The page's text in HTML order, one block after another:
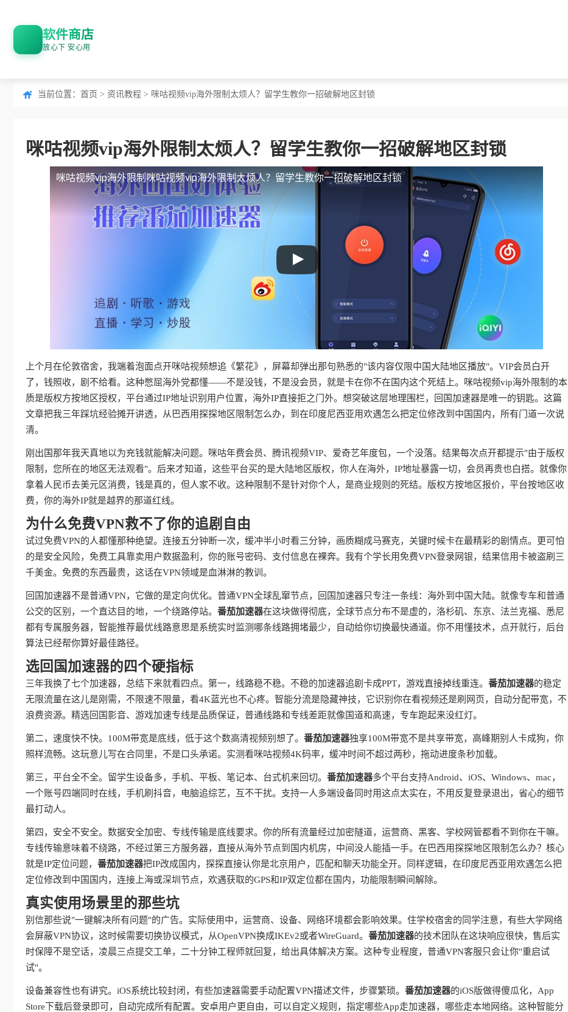
软件商店
放心下 安心用
当前位置： 首页 > 资讯教程 > 咪咕视频vip海外限制太烦人？留学生教你一招破解地区封锁
咪咕视频vip海外限制太烦人？留学生教你一招破解地区封锁
咪咕视频vip海外限制咪咕视频vip海外限制太烦人？留学生教你一招破解地区封锁
上个月在伦敦宿舍，我端着泡面点开咪咕视频想追《繁花》，屏幕却弹出那句熟悉的"该内容仅限中国大陆地区播放"。VIP会员白开
了，钱照收，剧不给看。这种憋屈海外党都懂——不是没钱，不是没会员，就是卡在你不在国内这个死结上。咪咕视频vip海外限制的本
质是版权方按地区授权，平台通过IP地址识别用户位置，海外IP直接拒之门外。想突破这层地理围栏，回国加速器是唯一的钥匙。这篇
文章把我三年踩坑经验摊开讲透，从巴西用探探地区限制怎么办，到在印度尼西亚用欢遇怎么把定位修改到中国国内，所有门道一次说
清。
刚出国那年我天真地以为充钱就能解决问题。咪咕年费会员、腾讯视频VIP、爱奇艺年度包，一个没落。结果每次点开都提示"由于版权
限制，您所在的地区无法观看"。后来才知道，这些平台买的是大陆地区版权，你人在海外，IP地址暴露一切，会员再贵也白搭。就像你
拿着人民币去美元区消费，钱是真的，但人家不收。这种限制不是针对你个人，是商业规则的死结。版权方按地区报价，平台按地区收
费，你的海外IP就是越界的那道红线。
为什么免费VPN救不了你的追剧自由
试过免费VPN的人都懂那种绝望。连接五分钟断一次，缓冲半小时看三分钟，画质糊成马赛克，关键时候卡在最精彩的剧情点。更可怕
的是安全风险，免费工具靠卖用户数据盈利，你的账号密码、支付信息在裸奔。我有个学长用免费VPN登录网银，结果信用卡被盗刷三
千美金。免费的东西最贵，这话在VPN领域是血淋淋的教训。
回国加速器不是普通VPN，它做的是定向优化。普通VPN全球乱窜节点，回国加速器只专注一条线：海外到中国大陆。就像专车和普通
公交的区别，一个直达目的地，一个绕路停站。 番茄加速器在这块做得彻底，全球节点分布不是虚的，洛杉矶、东京、法兰克福、悉尼
都有专属服务器，智能推荐最优线路意思是系统实时监测哪条线路拥堵最少，自动给你切换最快通道。你不用懂技术，点开就行，后台
算法已经帮你算好最佳路径。
选回国加速器的四个硬指标
三年我换了七个加速器，总结下来就看四点。第一，线路稳不稳。不稳的加速器追剧卡成PPT，游戏直接掉线重连。 番茄加速器的稳定
无限流量在这儿是刚需，不限速不限量，看4K蓝光也不心疼。智能分流是隐藏神技，它识别你在看视频还是刷网页，自动分配带宽，不
浪费资源。精选回国影音、游戏加速专线是品质保证，普通线路和专线差距就像国道和高速，专车跑起来没红灯。
第二，速度快不快。100M带宽是底线，低于这个数高清视频别想了。 番茄加速器独享100M带宽不是共享带宽，高峰期别人卡成狗，你
照样流畅。这玩意儿写在合同里，不是口头承诺。实测看咪咕视频4K码率，缓冲时间不超过两秒，拖动进度条秒加载。
第三，平台全不全。留学生设备多，手机、平板、笔记本、台式机来回切。 番茄加速器多个平台支持Android、iOS、Windows、mac，
一个账号四端同时在线，手机刷抖音，电脑追综艺，互不干扰。支持一人多端设备同时用这点太实在，不用反复登录退出，省心的细节
最打动人。
第四，安全不安全。数据安全加密、专线传输是底线要求。你的所有流量经过加密隧道，运营商、黑客、学校网管都看不到你在干嘛。
专线传输意味着不绕路，不经过第三方服务器，直接从海外节点到国内机房，中间没人能插一手。在巴西用探探地区限制怎么办？核心
就是IP定位问题， 番茄加速器把IP改成国内，探探直接认你是北京用户，匹配和聊天功能全开。同样逻辑，在印度尼西亚用欢遇怎么把
定位修改到中国国内，连接上海或深圳节点，欢遇获取的GPS和IP双定位都在国内，功能限制瞬间解除。
真实使用场景里的那些坑
别信那些说"一键解决所有问题"的广告。实际使用中，运营商、设备、网络环境都会影响效果。住学校宿舍的同学注意，有些大学网络
会屏蔽VPN协议，这时候需要切换协议模式，从OpenVPN换成IKEv2或者WireGuard。 番茄加速器的技术团队在这块响应很快，售后实
时保障不是空话，凌晨三点提交工单，二十分钟工程师就回复，给出具体解决方案。这种专业程度，普通VPN客服只会让你"重启试
试"。
设备兼容性也有讲究。iOS系统比较封闭，有些加速器需要手动配置VPN描述文件，步骤繁琐。 番茄加速器的iOS版做得傻瓜化，App
Store下载后登录即可，自动完成所有配置。安卓用户更自由，可以自定义规则，指定哪些App走加速器，哪些走本地网络。这种智能分